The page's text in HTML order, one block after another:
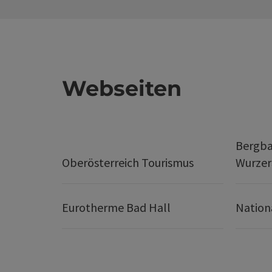
Webseiten
Oberösterreich Tourismus
Eurotherme Bad Hall